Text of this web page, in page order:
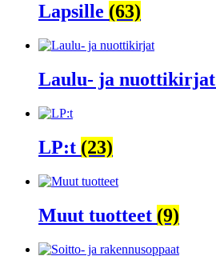
Lapsille (63)
Laulu- ja nuottikirjat
LP:t (23)
Muut tuotteet (9)